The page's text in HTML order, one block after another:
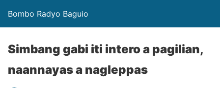
Bombo Radyo Baguio
Simbang gabi iti intero a pagilian,
naannayas a nagleppas